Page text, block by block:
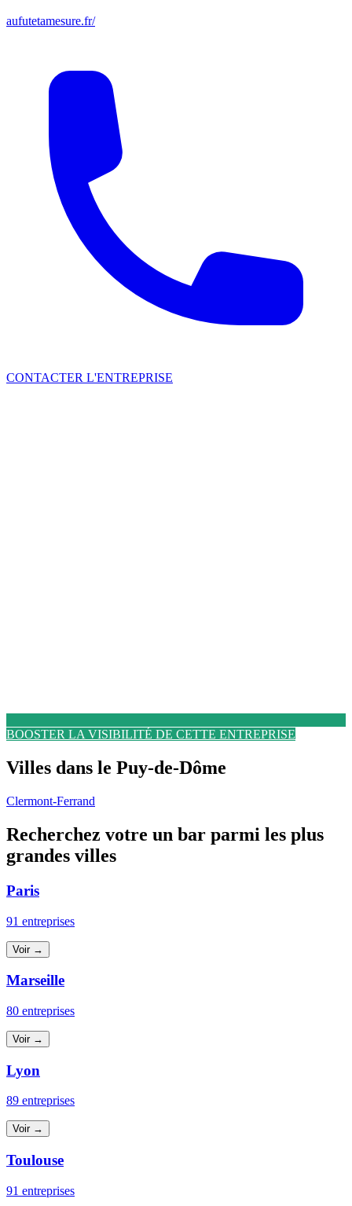
aufutetamesure.fr/
CONTACTER L'ENTREPRISE
BOOSTER LA VISIBILITÉ DE CETTE ENTREPRISE
Villes dans le Puy-de-Dôme
Clermont-Ferrand
Recherchez votre un bar parmi les plus
grandes villes
Paris
91 entreprises
Voir →
Marseille
80 entreprises
Voir →
Lyon
89 entreprises
Voir →
Toulouse
91 entreprises